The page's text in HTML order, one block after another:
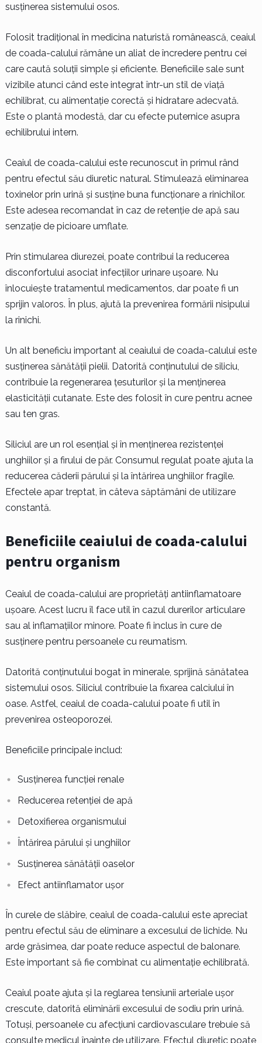
susținerea sistemului osos.
Folosit tradițional în medicina naturistă românească, ceaiul
de coada-calului rămâne un aliat de încredere pentru cei
care caută soluții simple și eficiente. Beneficiile sale sunt
vizibile atunci când este integrat într-un stil de viață
echilibrat, cu alimentație corectă și hidratare adecvată.
Este o plantă modestă, dar cu efecte puternice asupra
echilibrului intern.
Ceaiul de coada-calului este recunoscut în primul rând
pentru efectul său diuretic natural. Stimulează eliminarea
toxinelor prin urină și susține buna funcționare a rinichilor.
Este adesea recomandat în caz de retenție de apă sau
senzație de picioare umflate.
Prin stimularea diurezei, poate contribui la reducerea
disconfortului asociat infecțiilor urinare ușoare. Nu
înlocuiește tratamentul medicamentos, dar poate fi un
sprijin valoros. În plus, ajută la prevenirea formării nisipului
la rinichi.
Un alt beneficiu important al ceaiului de coada-calului este
susținerea sănătății pielii. Datorită conținutului de siliciu,
contribuie la regenerarea țesuturilor și la menținerea
elasticității cutanate. Este des folosit în cure pentru acnee
sau ten gras.
Siliciul are un rol esențial și în menținerea rezistenței
unghiilor și a firului de păr. Consumul regulat poate ajuta la
reducerea căderii părului și la întărirea unghiilor fragile.
Efectele apar treptat, în câteva săptămâni de utilizare
constantă.
Beneficiile ceaiului de coada-calului
pentru organism
Ceaiul de coada-calului are proprietăți antiinflamatoare
ușoare. Acest lucru îl face util în cazul durerilor articulare
sau al inflamațiilor minore. Poate fi inclus în cure de
susținere pentru persoanele cu reumatism.
Datorită conținutului bogat în minerale, sprijină sănătatea
sistemului osos. Siliciul contribuie la fixarea calciului în
oase. Astfel, ceaiul de coada-calului poate fi util în
prevenirea osteoporozei.
Beneficiile principale includ:
Susținerea funcției renale
Reducerea retenției de apă
Detoxifierea organismului
Întărirea părului și unghiilor
Susținerea sănătății oaselor
Efect antiinflamator ușor
În curele de slăbire, ceaiul de coada-calului este apreciat
pentru efectul său de eliminare a excesului de lichide. Nu
arde grăsimea, dar poate reduce aspectul de balonare.
Este important să fie combinat cu alimentație echilibrată.
Ceaiul poate ajuta și la reglarea tensiunii arteriale ușor
crescute, datorită eliminării excesului de sodiu prin urină.
Totuși, persoanele cu afecțiuni cardiovasculare trebuie să
consulte medicul înainte de utilizare. Efectul diuretic poate